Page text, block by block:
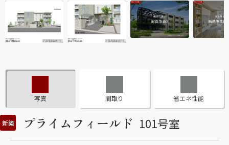
シャーメゾンとは
シャーメゾンセレクショ
写真 間取り 省エネ性能
新築 プライムフィールド 101号室